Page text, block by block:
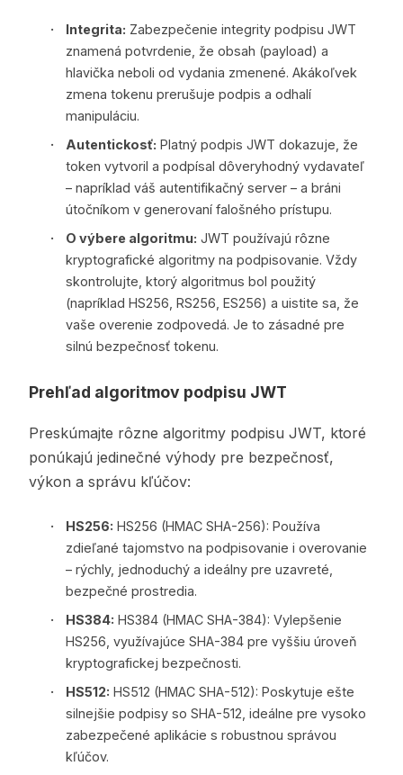
Integrita: Zabezpečenie integrity podpisu JWT
znamená potvrdenie, že obsah (payload) a
hlavička neboli od vydania zmenené. Akákoľvek
zmena tokenu prerušuje podpis a odhalí
manipuláciu.
Autentickosť: Platný podpis JWT dokazuje, že
token vytvoril a podpísal dôveryhodný vydavateľ
– napríklad váš autentifikačný server – a bráni
útočníkom v generovaní falošného prístupu.
O výbere algoritmu: JWT používajú rôzne
kryptografické algoritmy na podpisovanie. Vždy
skontrolujte, ktorý algoritmus bol použitý
(napríklad HS256, RS256, ES256) a uistite sa, že
vaše overenie zodpovedá. Je to zásadné pre
silnú bezpečnosť tokenu.
Prehľad algoritmov podpisu JWT
Preskúmajte rôzne algoritmy podpisu JWT, ktoré
ponúkajú jedinečné výhody pre bezpečnosť,
výkon a správu kľúčov:
HS256: HS256 (HMAC SHA-256): Používa
zdieľané tajomstvo na podpisovanie i overovanie
– rýchly, jednoduchý a ideálny pre uzavreté,
bezpečné prostredia.
HS384: HS384 (HMAC SHA-384): Vylepšenie
HS256, využívajúce SHA-384 pre vyššiu úroveň
kryptografickej bezpečnosti.
HS512: HS512 (HMAC SHA-512): Poskytuje ešte
silnejšie podpisy so SHA-512, ideálne pre vysoko
zabezpečené aplikácie s robustnou správou
kľúčov.